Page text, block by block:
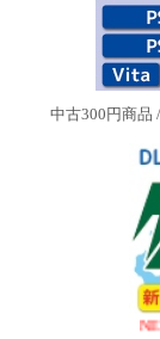
中古300円商品 /
NEW